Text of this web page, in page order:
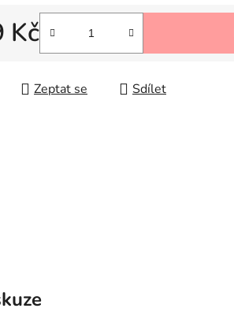
Kč
Zeptat se Sdílet